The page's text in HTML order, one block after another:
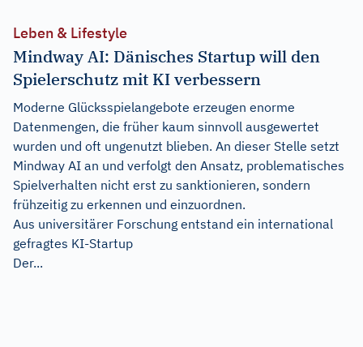
Leben & Lifestyle
Mindway AI: Dänisches Startup will den
Spielerschutz mit KI verbessern
Moderne Glücksspielangebote erzeugen enorme
Datenmengen, die früher kaum sinnvoll ausgewertet
wurden und oft ungenutzt blieben. An dieser Stelle setzt
Mindway AI an und verfolgt den Ansatz, problematisches
Spielverhalten nicht erst zu sanktionieren, sondern
frühzeitig zu erkennen und einzuordnen.
Aus universitärer Forschung entstand ein international
gefragtes KI-Startup
Der...